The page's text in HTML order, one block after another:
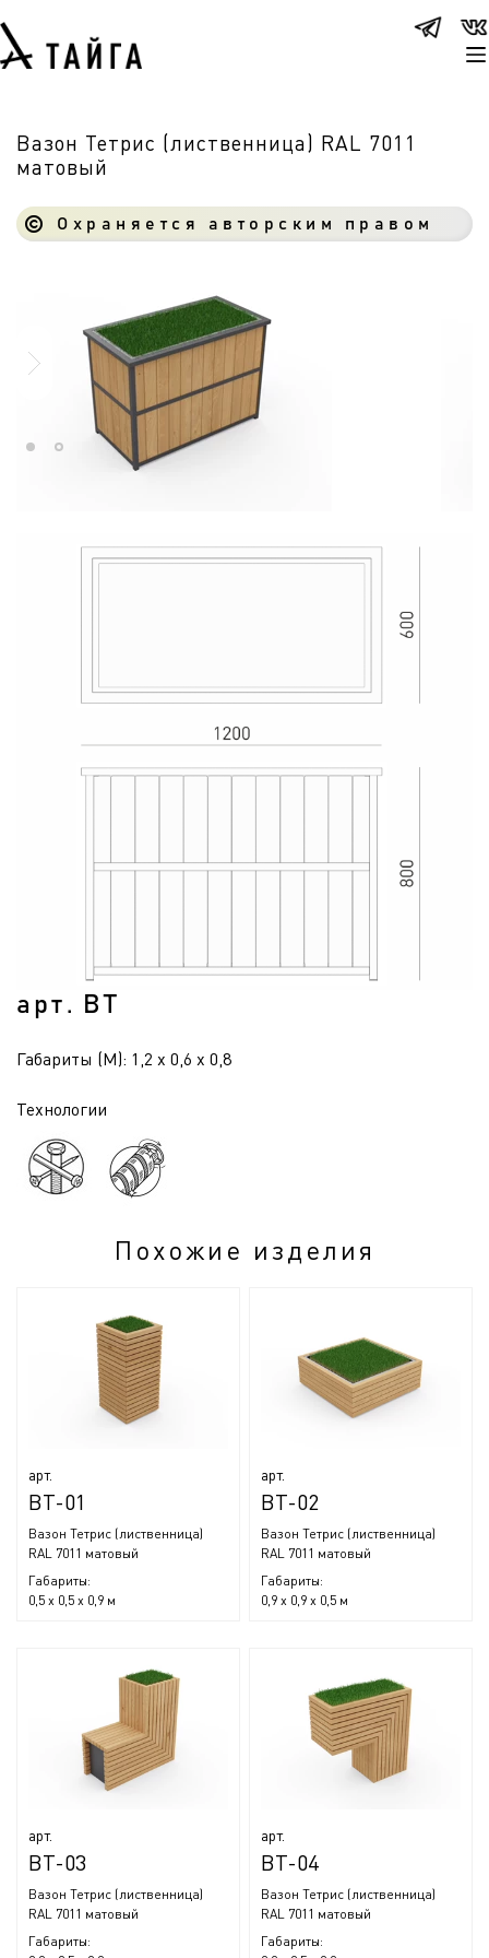
Вазон Тетрис (лиственница) RAL 7011
матовый
Охраняется авторским правом
арт. ВТ
Габариты (М): 1,2 x 0,6 x 0,8
Технологии
Похожие изделия
арт.
ВТ-01
Вазон Тетрис (лиственница)
RAL 7011 матовый
Габариты:
0,5 x 0,5 x 0,9 м
арт.
ВТ-02
Вазон Тетрис (лиственница)
RAL 7011 матовый
Габариты:
0,9 x 0,9 x 0,5 м
арт.
ВТ-03
Вазон Тетрис (лиственница)
RAL 7011 матовый
Габариты:
арт.
ВТ-04
Вазон Тетрис (лиственница)
RAL 7011 матовый
Габариты: